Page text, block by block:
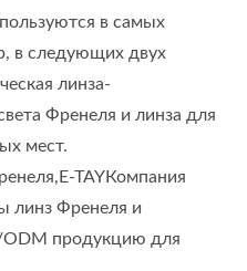
в самых
в следующих двух
линза-
Френеля и линза для
мест.
TAYКомпания
линз Френеля и
ODM продукцию для